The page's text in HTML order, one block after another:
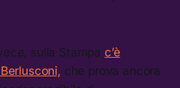
sulla Stampa c’è
che prova ancora